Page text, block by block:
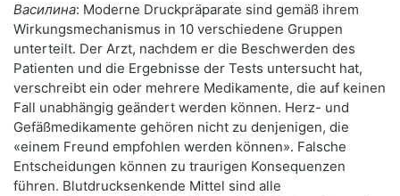
Василина: Moderne Druckpräparate sind gemäß ihrem
Wirkungsmechanismus in 10 verschiedene Gruppen
unterteilt. Der Arzt, nachdem er die Beschwerden des
Patienten und die Ergebnisse der Tests untersucht hat,
verschreibt ein oder mehrere Medikamente, die auf keinen
Fall unabhängig geändert werden können. Herz- und
Gefäßmedikamente gehören nicht zu denjenigen, die
«einem Freund empfohlen werden können». Falsche
Entscheidungen können zu traurigen Konsequenzen
führen. Blutdrucksenkende Mittel sind alle